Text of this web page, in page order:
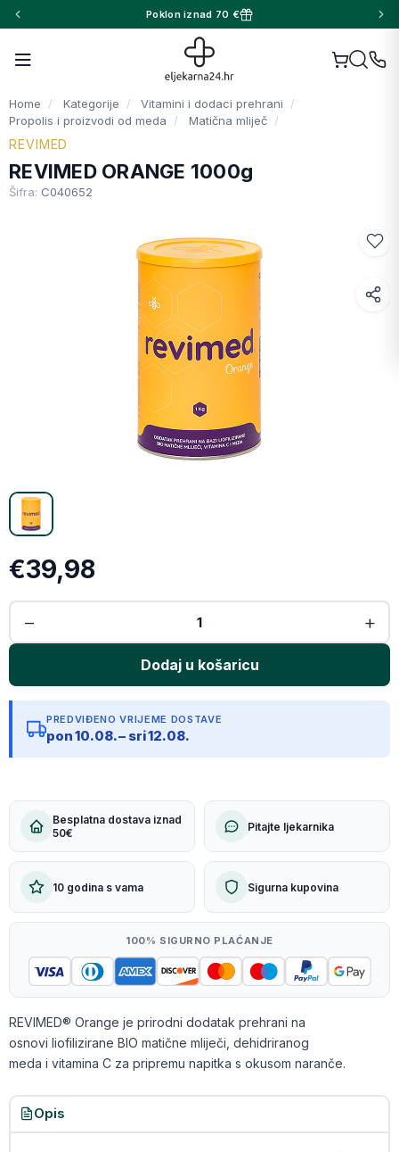
Poklon iznad 70 €
Home Kategorije
Vitamini i dodaci prehrani
Propolis i proizvodi od meda
Matična mliječ
REVIMED
REVIMED ORANGE 1000g
Šifra: C040652
Facebook
WhatsApp
X (Twitter)
Kopiraj link
€39,98
PREDVIĐENO VRIJEME DOSTAVE
pon 10.08. – sri 12.08.
Besplatna dostava iznad
50€
Pitajte ljekarnika
10 godina s vama Sigurna kupovina
100% SIGURNO PLAĆANJE
REVIMED® Orange je prirodni dodatak prehrani na
osnovi liofilizirane BIO matične mliječi, dehidriranog
meda i vitamina C za pripremu napitka s okusom naranče.
Opis